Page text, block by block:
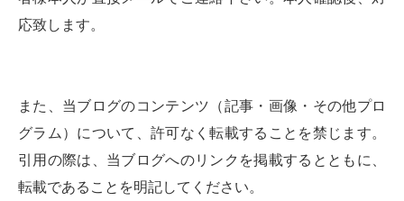
応致します。
また、当ブログのコンテンツ（記事・画像・その他プロ
グラム）について、許可なく転載することを禁じます。
引用の際は、当ブログへのリンクを掲載するとともに、
転載であることを明記してください。